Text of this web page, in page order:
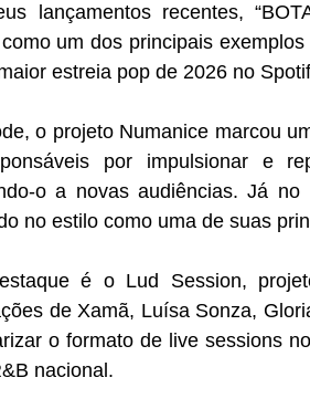
lançamentos recentes,
um dos principais
estreia pop de 2026 no
o projeto Numanice marcou
por impulsionar e
o a novas audiências. Já
no estilo como uma de suas
é o Lud Session,
de Xamã, Luísa Sonza,
o formato de live sessions
nacional.